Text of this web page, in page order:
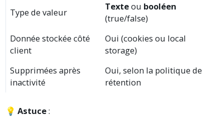
Type de valeur
Texteou booléen
(true/false)
Donnée stockée côté
client
Oui (cookies ou local
storage)
Supprimées après
inactivité
Oui, selon la politique de
rétention
💡 Astuce: